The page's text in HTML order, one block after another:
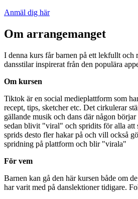
Anmäl dig här
Om arrangemanget
I denna kurs får barnen på ett lekfullt och
dansstilar inspirerat från den populära
Om kursen
Tiktok är en social medieplattform som
recept, tips, sketcher etc. Det cirkulerar
gällande musik och dans där någon
sedan blivit "viral" och spridits för alla att
sprids desto fler hakar på och vill också
spridning på plattform och blir "virala"
För vem
Barnen kan gå den här kursen både om
har varit med på danslektioner tidigare.